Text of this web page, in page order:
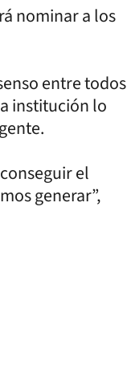
nominar a los
entre todos
institución lo
el
generar”,